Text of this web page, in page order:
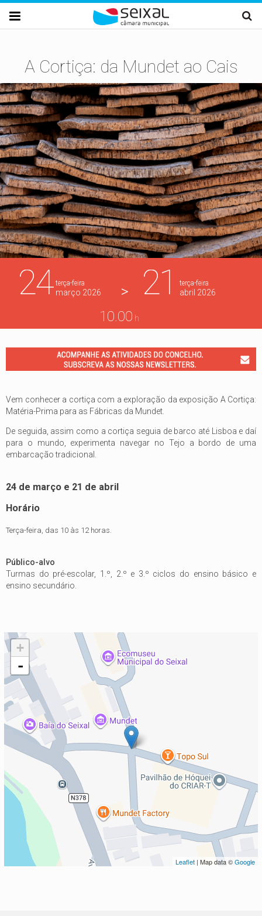
Passar para o conteúdo principal

A Cortiça: da Mundet ao Cais
24 terça-feira
março 2026 > 21 terça-feira
abril 2026
10.00 h
Vem conhecer a cortiça com a exploração da exposição A Cortiça:
Matéria-Prima para as Fábricas da Mundet.
De seguida, assim como a cortiça seguia de barco até Lisboa e daí
para o mundo, experimenta navegar no Tejo a bordo de uma
embarcação tradicional.
24 de março e 21 de abril
Horário
Terça-feira, das 10 às 12 horas.
Público-alvo
Turmas do pré-escolar, 1.º, 2.º e 3.º ciclos do ensino básico e
ensino secundário.
+
-
Leaflet | Map data ©Google